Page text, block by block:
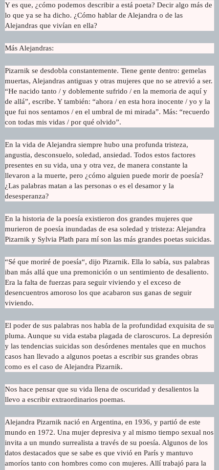
Y es que, ¿cómo podemos describir a está poeta? Decir algo más de
lo que ya se ha dicho. ¿Cómo hablar de Alejandra o de las
Alejandras que vivían en ella?
Más Alejandras:
Pizarnik se desdobla constantemente. Tiene gente dentro: gemelas
muertas, Alejandras antiguas y otras mujeres que no se atrevió a ser.
“He nacido tanto / y doblemente sufrido / en la memoria de aquí y
de allá”, escribe. Y también: “ahora / en esta hora inocente / yo y la
que fui nos sentamos / en el umbral de mi mirada”. Más: “recuerdo
con todas mis vidas / por qué olvido”.
En la vida de Alejandra siempre hubo una profunda tristeza,
angustia, desconsuelo, soledad, ansiedad. Todos estos factores
presentes en su vida, una y otra vez, de manera constante la
llevaron a la muerte, pero ¿cómo alguien puede morir de poesía?
¿Las palabras matan a las personas o es el desamor y la
desesperanza?
En la historia de la poesía existieron dos grandes mujeres que
murieron de poesía inundadas de esa soledad y tristeza: Alejandra
Pizarnik y Sylvia Plath para mí son las más grandes poetas suicidas.
“Sé que moriré de poesía“, dijo Pizarnik. Ella lo sabía, sus palabras
iban más allá que una premonición o un sentimiento de desaliento.
Era la falta de fuerzas para seguir viviendo y el exceso de
desencuentros amoroso los que acabaron sus ganas de seguir
viviendo.
El poder de sus palabras nos habla de la profundidad exquisita de su
pluma. Aunque su vida estaba plagada de claroscuros. La depresión
y las tendencias suicidas son desórdenes mentales que en muchos
casos han llevado a algunos poetas a escribir sus grandes obras
como es el caso de Alejandra Pizarnik.
Nos hace pensar que su vida llena de oscuridad y desalientos la
llevo a escribir extraordinarios poemas.
Alejandra Pizarnik nació en Argentina, en 1936, y partió de este
mundo en 1972. Una mujer depresiva y al mismo tiempo sexual nos
invita a un mundo surrealista a través de su poesía. Algunos de los
datos destacados que se sabe es que vivió en París y mantuvo
amoríos tanto con hombres como con mujeres. Allí trabajó para la